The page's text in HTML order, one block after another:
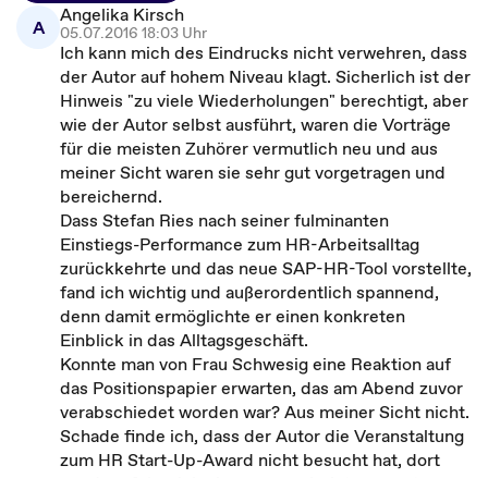
A
Angelika Kirsch
05.07.2016 18:03 Uhr
Ich kann mich des Eindrucks nicht verwehren, dass
der Autor auf hohem Niveau klagt. Sicherlich ist der
Hinweis "zu viele Wiederholungen" berechtigt, aber
wie der Autor selbst ausführt, waren die Vorträge
für die meisten Zuhörer vermutlich neu und aus
meiner Sicht waren sie sehr gut vorgetragen und
bereichernd.
Dass Stefan Ries nach seiner fulminanten
Einstiegs-Performance zum HR-Arbeitsalltag
zurückkehrte und das neue SAP-HR-Tool vorstellte,
fand ich wichtig und außerordentlich spannend,
denn damit ermöglichte er einen konkreten
Einblick in das Alltagsgeschäft.
Konnte man von Frau Schwesig eine Reaktion auf
das Positionspapier erwarten, das am Abend zuvor
verabschiedet worden war? Aus meiner Sicht nicht.
Schade finde ich, dass der Autor die Veranstaltung
zum HR Start-Up-Award nicht besucht hat, dort